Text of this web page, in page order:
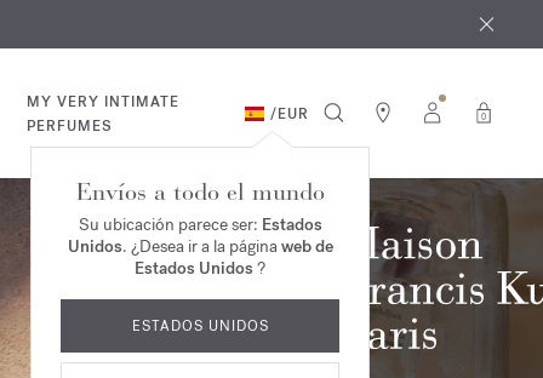
MY VERY INTIMATE
PERFUMES
/EUR 0
Envíos a todo el mundo
Su ubicación parece ser: Estados
Unidos. ¿Desea ir a la páginaweb de
Estados Unidos ?
ESTADOS UNIDOS